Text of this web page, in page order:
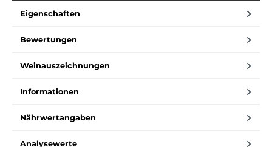
Eigenschaften
Bewertungen
Weinauszeichnungen
Informationen
Nährwertangaben
Analysewerte